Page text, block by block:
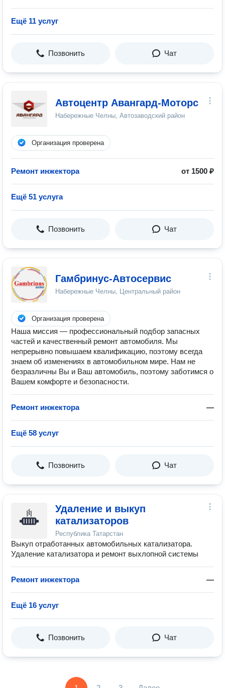
Ещё 11 услуг
Позвонить Чат
Автоцентр Авангард-Моторс
Набережные Челны, Автозаводский район
Организация проверена
Ремонт инжектора от 1500 ₽
Ещё 51 услуга
Позвонить Чат
Гамбринус-Автосервис
Набережные Челны, Центральный район
Организация проверена
Наша миссия — профессиональный подбор запасных
частей и качественный ремонт автомобиля. Мы
непрерывно повышаем квалификацию, поэтому всегда
знаем об изменениях в автомобильном мире. Нам не
безразличны Вы и Ваш автомобиль, поэтому заботимся о
Вашем комфорте и безопасности.
Ремонт инжектора —
Ещё 58 услуг
Позвонить Чат
Удаление и выкуп
катализаторов
Республика Татарстан
Выкуп отработанных автомобильных катализатора.
Удаление катализатора и ремонт выхлопной системы
Ремонт инжектора —
Ещё 16 услуг
Позвонить Чат